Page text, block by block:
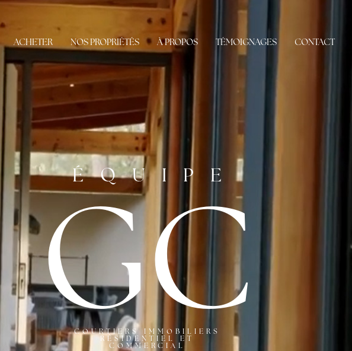
ACHETER NOS PROPRIÉTÉS À PROPOS TÉMOIGNAGES CONTACT
ÉQUIPE
GC
COURTIERS IMMOBILIERS
RÉSIDENTIEL ET
COMMERCIAL